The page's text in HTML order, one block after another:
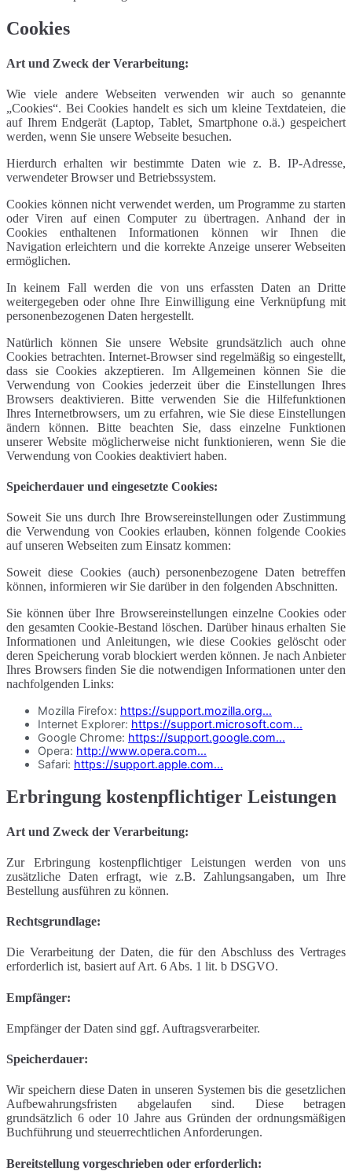
Cookies
Art und Zweck der Verarbeitung:
Wie viele andere Webseiten verwenden wir auch so genannte
„Cookies“. Bei Cookies handelt es sich um kleine Textdateien, die
auf Ihrem Endgerät (Laptop, Tablet, Smartphone o.ä.) gespeichert
werden, wenn Sie unsere Webseite besuchen.
Hierdurch erhalten wir bestimmte Daten wie z. B. IP-Adresse,
verwendeter Browser und Betriebssystem.
Cookies können nicht verwendet werden, um Programme zu starten
oder Viren auf einen Computer zu übertragen. Anhand der in
Cookies enthaltenen Informationen können wir Ihnen die
Navigation erleichtern und die korrekte Anzeige unserer Webseiten
ermöglichen.
In keinem Fall werden die von uns erfassten Daten an Dritte
weitergegeben oder ohne Ihre Einwilligung eine Verknüpfung mit
personenbezogenen Daten hergestellt.
Natürlich können Sie unsere Website grundsätzlich auch ohne
Cookies betrachten. Internet-Browser sind regelmäßig so eingestellt,
dass sie Cookies akzeptieren. Im Allgemeinen können Sie die
Verwendung von Cookies jederzeit über die Einstellungen Ihres
Browsers deaktivieren. Bitte verwenden Sie die Hilfefunktionen
Ihres Internetbrowsers, um zu erfahren, wie Sie diese Einstellungen
ändern können. Bitte beachten Sie, dass einzelne Funktionen
unserer Website möglicherweise nicht funktionieren, wenn Sie die
Verwendung von Cookies deaktiviert haben.
Speicherdauer und eingesetzte Cookies:
Soweit Sie uns durch Ihre Browsereinstellungen oder Zustimmung
die Verwendung von Cookies erlauben, können folgende Cookies
auf unseren Webseiten zum Einsatz kommen:
Soweit diese Cookies (auch) personenbezogene Daten betreffen
können, informieren wir Sie darüber in den folgenden Abschnitten.
Sie können über Ihre Browsereinstellungen einzelne Cookies oder
den gesamten Cookie-Bestand löschen. Darüber hinaus erhalten Sie
Informationen und Anleitungen, wie diese Cookies gelöscht oder
deren Speicherung vorab blockiert werden können. Je nach Anbieter
Ihres Browsers finden Sie die notwendigen Informationen unter den
nachfolgenden Links:
Mozilla Firefox: https://support.mozilla.org...
Internet Explorer: https://support.microsoft.com...
Google Chrome: https://support.google.com...
Opera: http://www.opera.com...
Safari: https://support.apple.com...
Erbringung kostenpflichtiger Leistungen
Art und Zweck der Verarbeitung:
Zur Erbringung kostenpflichtiger Leistungen werden von uns
zusätzliche Daten erfragt, wie z.B. Zahlungsangaben, um Ihre
Bestellung ausführen zu können.
Rechtsgrundlage:
Die Verarbeitung der Daten, die für den Abschluss des Vertrages
erforderlich ist, basiert auf Art. 6 Abs. 1 lit. b DSGVO.
Empfänger:
Empfänger der Daten sind ggf. Auftragsverarbeiter.
Speicherdauer:
Wir speichern diese Daten in unseren Systemen bis die gesetzlichen
Aufbewahrungsfristen abgelaufen sind. Diese betragen
grundsätzlich 6 oder 10 Jahre aus Gründen der ordnungsmäßigen
Buchführung und steuerrechtlichen Anforderungen.
Bereitstellung vorgeschrieben oder erforderlich: